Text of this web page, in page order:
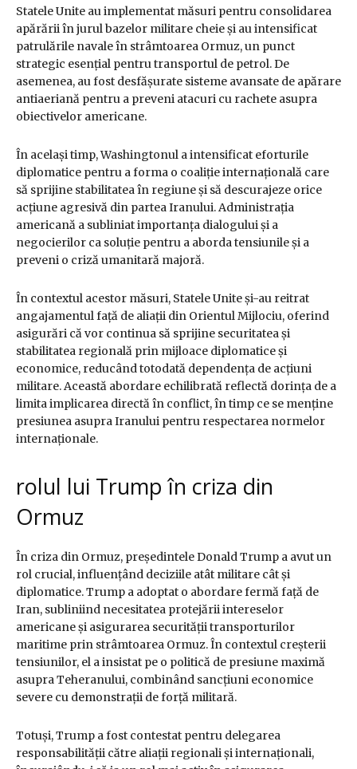
Statele Unite au implementat măsuri pentru consolidarea
apărării în jurul bazelor militare cheie și au intensificat
patrulările navale în strâmtoarea Ormuz, un punct
strategic esențial pentru transportul de petrol. De
asemenea, au fost desfășurate sisteme avansate de apărare
antiaeriană pentru a preveni atacuri cu rachete asupra
obiectivelor americane.
În același timp, Washingtonul a intensificat eforturile
diplomatice pentru a forma o coaliție internațională care
să sprijine stabilitatea în regiune și să descurajeze orice
acțiune agresivă din partea Iranului. Administrația
americană a subliniat importanța dialogului și a
negocierilor ca soluție pentru a aborda tensiunile și a
preveni o criză umanitară majoră.
În contextul acestor măsuri, Statele Unite și-au reitrat
angajamentul față de aliații din Orientul Mijlociu, oferind
asigurări că vor continua să sprijine securitatea și
stabilitatea regională prin mijloace diplomatice și
economice, reducând totodată dependența de acțiuni
militare. Această abordare echilibrată reflectă dorința de a
limita implicarea directă în conflict, în timp ce se menține
presiunea asupra Iranului pentru respectarea normelor
internaționale.
rolul lui Trump în criza din
Ormuz
În criza din Ormuz, președintele Donald Trump a avut un
rol crucial, influențând deciziile atât militare cât și
diplomatice. Trump a adoptat o abordare fermă față de
Iran, subliniind necesitatea protejării intereselor
americane și asigurarea securității transporturilor
maritime prin strâmtoarea Ormuz. În contextul creșterii
tensiunilor, el a insistat pe o politică de presiune maximă
asupra Teheranului, combinând sancțiuni economice
severe cu demonstrații de forță militară.
Totuși, Trump a fost contestat pentru delegarea
responsabilității către aliații regionali și internaționali,